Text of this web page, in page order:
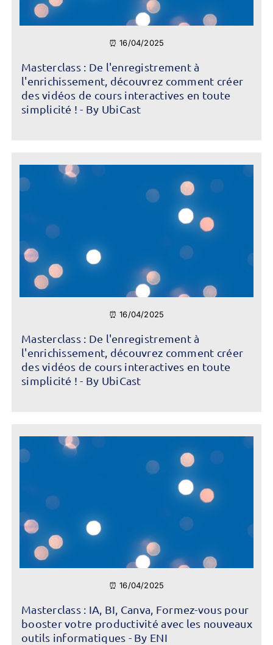
⏰ 16/04/2025
Masterclass : De l'enregistrement à
l'enrichissement, découvrez comment créer
des vidéos de cours interactives en toute
simplicité ! - By UbiCast
⏰ 16/04/2025
Masterclass : De l'enregistrement à
l'enrichissement, découvrez comment créer
des vidéos de cours interactives en toute
simplicité ! - By UbiCast
⏰ 16/04/2025
Masterclass : IA, BI, Canva, Formez-vous pour
booster votre productivité avec les nouveaux
outils informatiques - By ENI